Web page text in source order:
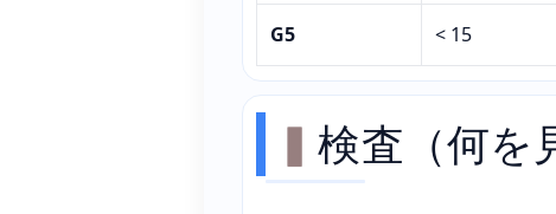
G5 < 15
検査（何を